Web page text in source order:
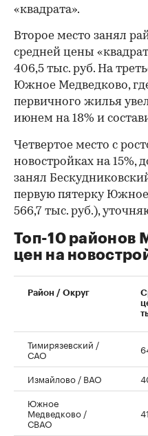
«квадрата».
Второе место занял
средней цены
406,5 тыс. руб. На
Южное Медведково,
первичного жилья
июнем на 18% и
00:00 / 00:00
Четвертое место с
новостройках на 15%,
занял
первую пятерку
566,7 тыс. руб.),
Топ-10 районов
цен на
Район / Округ
Тимирязевский /
САО
Измайлово / ВАО
Южное
Медведково /
СВАО